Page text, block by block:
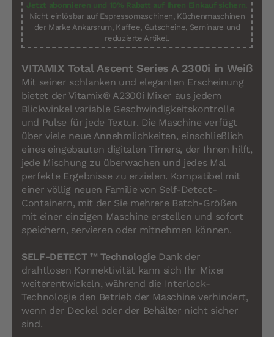
Jetzt abonnieren und 10% Rabatt auf Ihren Einkauf sichern.
Nicht einlösbar auf Espressomaschinen, Küchenmaschinen
der Marke Ankarsrum, Kaffee, Gutscheine, Seminare und
reduzierte Artikel.
VITAMIX Total Ascent Series A 2300i in Weiß
Mit seiner schlanken und eleganten Erscheinung
bietet der Vitamix® A2300i Mixer aus jedem
Blickwinkel variable Geschwindigkeitskontrolle
und Pulse für jede Textur. Die Maschine verfügt
über viele neue Annehmlichkeiten, einschließlich
eines eingebauten digitalen Timers, der Ihnen hilft,
jede Mischung zu überwachen und jedes Mal
perfekte Ergebnisse zu erzielen. Kompatibel mit
einer völlig neuen Familie von Self-Detect-
Containern, mit der Sie mehrere Batch-Größen
mit einer einzigen Maschine erstellen und sofort
speichern, servieren oder mitnehmen können.
SELF-DETECT ™ Technologie Dank der
drahtlosen Konnektivität kann sich Ihr Mixer
weiterentwickeln, während die Interlock-
Technologie den Betrieb der Maschine verhindert,
wenn der Deckel oder der Behälter nicht sicher
sind.